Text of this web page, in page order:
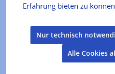
Das Produkt
Herb-fruchtiger
vollreifen, duftenden
Christine Ferber. Sehr gut
Erfahrung bieten zu
Nur technisch
Alle Cookies